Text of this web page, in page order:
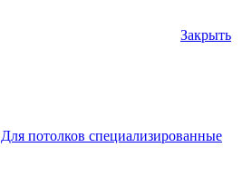
Закрыть
Для потолков специализированные